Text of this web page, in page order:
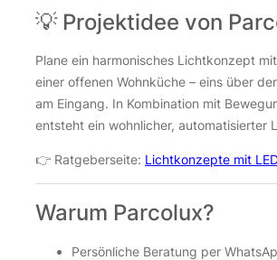
💡 Projektidee von
Plane ein harmonisches Lichtkonzept
einer offenen Wohnküche – eins über
am Eingang. In Kombination mit
entsteht ein wohnlicher, automatisierter
👉 Ratgeberseite: Lichtkonzepte mit
Warum Parcolux?
Persönliche Beratung per